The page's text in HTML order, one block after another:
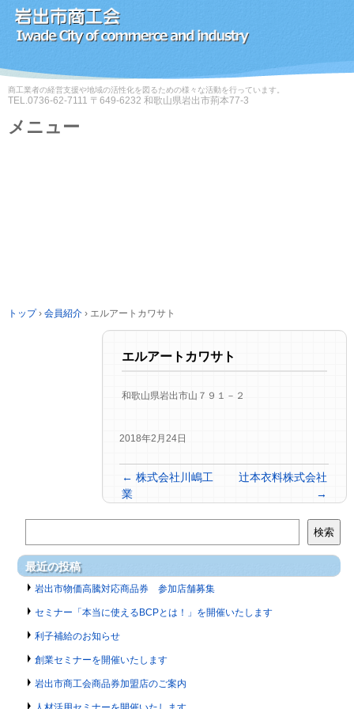
商工業者の経営支援や地域の活性化を図るための様々な活動を行っています。
TEL.0736-62-7111 〒649-6232 和歌山県岩出市荊本77-3
メニュー
トップ › 会員紹介 › エルアートカワサト
エルアートカワサト
和歌山県岩出市山７９１－２
2018年2月24日
← 株式会社川嶋工
業
辻本衣料株式会社
→
検索
最近の投稿
岩出市物価高騰対応商品券 参加店舗募集
セミナー「本当に使えるBCPとは！」を開催いたします
利子補給のお知らせ
創業セミナーを開催いたします
岩出市商工会商品券加盟店のご案内